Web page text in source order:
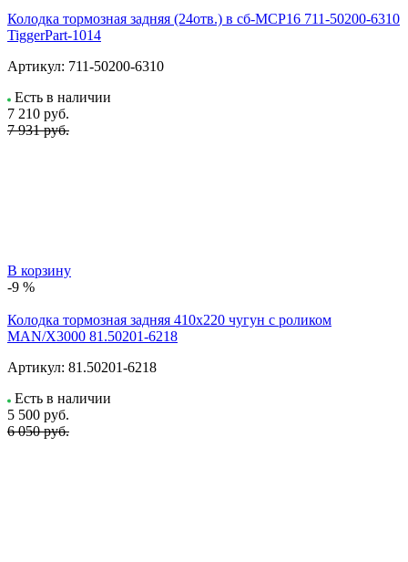
Колодка тормозная задняя (24отв.) в сб-МСР16 711-50200-6310
TiggerPart-1014
Артикул: 711-50200-6310
Есть в наличии
7 210 руб.
7 931 руб.
В корзину
-9 %
Колодка тормозная задняя 410x220 чугун с роликом
MAN/X3000 81.50201-6218
Артикул: 81.50201-6218
Есть в наличии
5 500 руб.
6 050 руб.